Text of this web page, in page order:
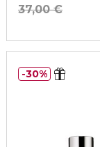
37,00 €
30%